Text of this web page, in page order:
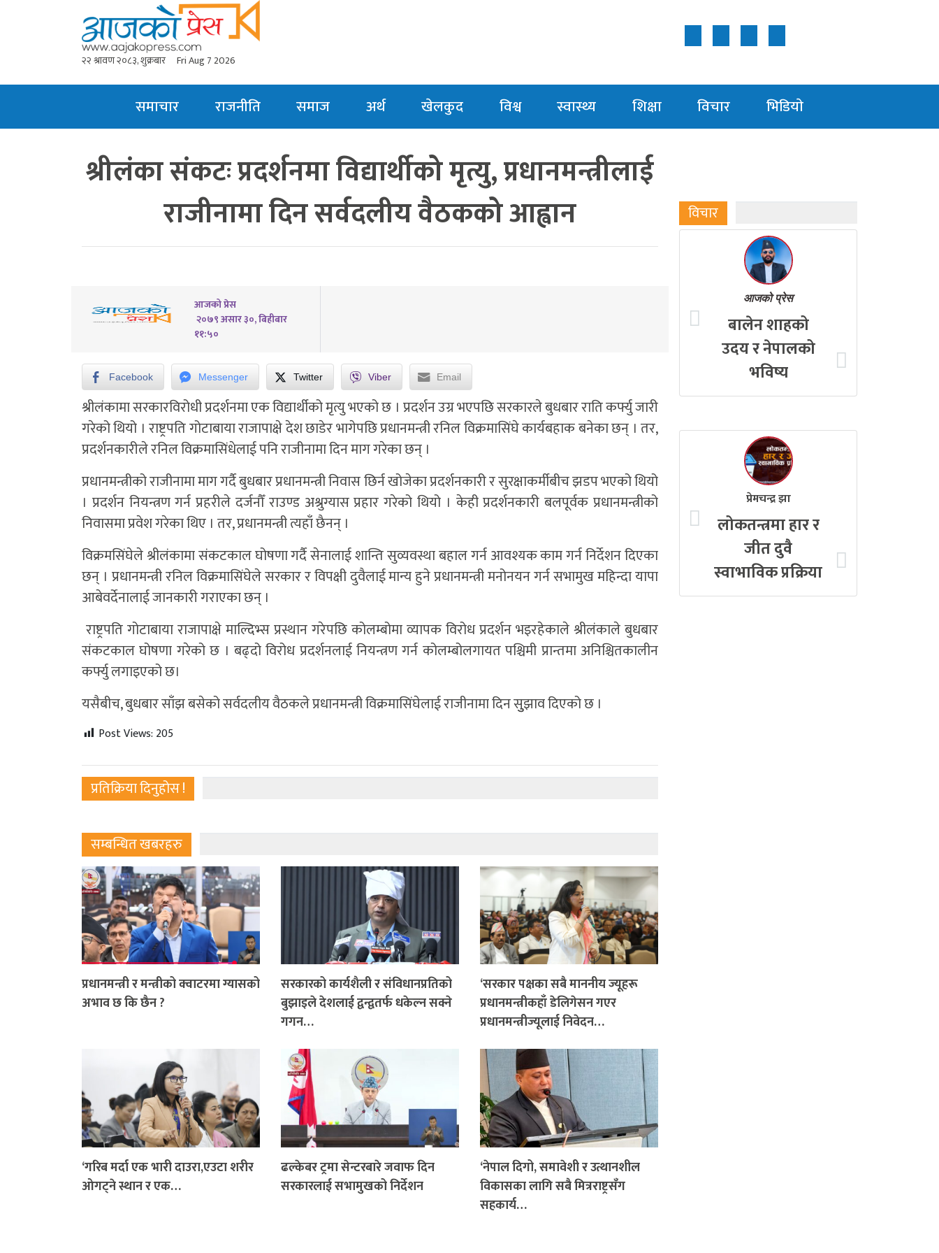
२२ श्रावण २०८३, शुक्रबार Fri Aug 7 2026
समाचार राजनीति समाज अर्थ खेलकुद विश्व स्वास्थ्य शिक्षा विचार भिडियाे
श्रीलंका संकटः प्रदर्शनमा विद्यार्थीको मृत्यु, प्रधानमन्त्रीलाई
राजीनामा दिन सर्वदलीय वैठकको आह्वान
आजको प्रेस
२०७९ असार ३०, बिहीबार
११:५०
Facebook Messenger Twitter Viber Email
श्रीलंकामा सरकारविरोधी प्रदर्शनमा एक विद्यार्थीको मृत्यु भएको छ । प्रदर्शन उग्र भएपछि सरकारले बुधबार राति कर्फ्यु जारी
गरेको थियो । राष्ट्रपति गोटाबाया राजापाक्षे देश छाडेर भागेपछि प्रधानमन्त्री रनिल विक्रमासिंघे कार्यबहाक बनेका छन् । तर,
प्रदर्शनकारीले रनिल विक्रमासिंधेलाई पनि राजीनामा दिन माग गरेका छन् ।
प्रधानमन्त्रीको राजीनामा माग गर्दै बुधबार प्रधानमन्त्री निवास छिर्न खोजेका प्रदर्शनकारी र सुरक्षाकर्मीबीच झडप भएको थियो
। प्रदर्शन नियन्त्रण गर्न प्रहरीले दर्जनौँ राउण्ड अश्रुग्यास प्रहार गरेको थियो । केही प्रदर्शनकारी बलपूर्वक प्रधानमन्त्रीको
निवासमा प्रवेश गरेका थिए । तर, प्रधानमन्त्री त्यहाँ छैनन् ।
विक्रमसिंघेले श्रीलंकामा संकटकाल घोषणा गर्दै सेनालाई शान्ति सुव्यवस्था बहाल गर्न आवश्यक काम गर्न निर्देशन दिएका
छन् । प्रधानमन्त्री रनिल विक्रमासिंघेले सरकार र विपक्षी दुवैलाई मान्य हुने प्रधानमन्त्री मनोनयन गर्न सभामुख महिन्दा यापा
आबेवर्देनालाई जानकारी गराएका छन् ।
राष्ट्रपति गोटाबाया राजापाक्षे माल्दिभ्स प्रस्थान गरेपछि कोलम्बोमा व्यापक विरोध प्रदर्शन भइरहेकाले श्रीलंकाले बुधबार
संकटकाल घोषणा गरेको छ । बढ्दो विरोध प्रदर्शनलाई नियन्त्रण गर्न कोलम्बोलगायत पश्चिमी प्रान्तमा अनिश्चितकालीन
कर्फ्यु लगाइएको छ।
यसैबीच, बुधबार साँझ बसेको सर्वदलीय वैठकले प्रधानमन्त्री विक्रमासिंघेलाई राजीनामा दिन सुुझाव दिएको छ ।
Post Views: 205
प्रतिक्रिया दिनुहोस !
सम्बन्धित खबरहरु
प्रधानमन्त्री र मन्त्रीको क्वाटरमा ग्यासको
अभाव छ कि छैन ?
सरकारको कार्यशैली र संविधानप्रतिको
बुझाइले देशलाई द्वन्द्वतर्फ धकेल्न सक्ने
गगन…
‘सरकार पक्षका सबै माननीय ज्यूहरू
प्रधानमन्त्रीकहाँ डेलिगेसन गएर
प्रधानमन्त्रीज्यूलाई निवेदन…
‘गरिब मर्दा एक भारी दाउरा,एउटा शरीर
ओगट्ने स्थान र एक…
ढल्केबर ट्रमा सेन्टरबारे जवाफ दिन
सरकारलाई सभामुखको निर्देशन
‘नेपाल दिगो, समावेशी र उत्थानशील
विकासका लागि सबै मित्रराष्ट्रसँग
सहकार्य…
विचार
आजको प्रेस
बालेन शाहको
उदय र नेपालको
भविष्य
प्रेमचन्द्र झा
लोकतन्त्रमा हार र
जीत दुवै
स्वाभाविक प्रक्रिया